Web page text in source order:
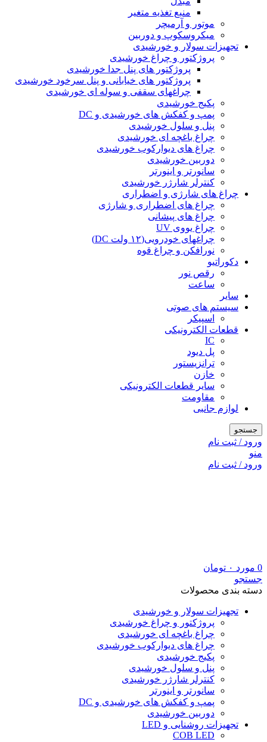
منبع تغذیه متغیر
موتور و آرمیچر
میکروسکوپ و دوربین
تجهیزات سولار و خورشیدی
پروژکتور و چراغ خورشیدی
پروژکتور های پنل جدا خورشیدی
پروژکتور های خیابانی و پنل سرخود خورشیدی
چراغهای سقفی و سوله ای خورشیدی
پکیج خورشیدی
پمپ و کفکش های خورشیدی و DC
پنل و سلول خورشیدی
چراغ باغچه ای خورشیدی
چراغ های دیوارکوب خورشیدی
دوربین خورشیدی
سانورتر و اینورتر
کنترلر شارژر خورشیدی
چراغ های شارژی و اضطراری
چراغ های اضطراری و شارژی
چراغ های پیشانی
چراغ یووی UV
چراغهای خودرویی(۱۲ ولت DC)
نورافکن و چراغ قوه
دکوراتیو
رقص نور
ساعت
سایر
سیستم های صوتی
اسپیکر
قطعات الکترونیکی
IC
پل دیود
ترانزیستور
خازن
سایر قطعات الکترونیکی
مقاومت
لوازم جانبی
جستجو
ورود / ثبت نام
منو
ورود / ثبت نام
0 مورد ۰ تومان
جستجو
دسته بندی محصولات
تجهیزات سولار و خورشیدی
پروژکتور و چراغ خورشیدی
چراغ باغچه ای خورشیدی
چراغ های دیوارکوب خورشیدی
پکیج خورشیدی
پنل و سلول خورشیدی
کنترلر شارژر خورشیدی
سانورتر و اینورتر
پمپ و کفکش های خورشیدی و DC
دوربین خورشیدی
تجهیزات روشنایی و LED
COB LED